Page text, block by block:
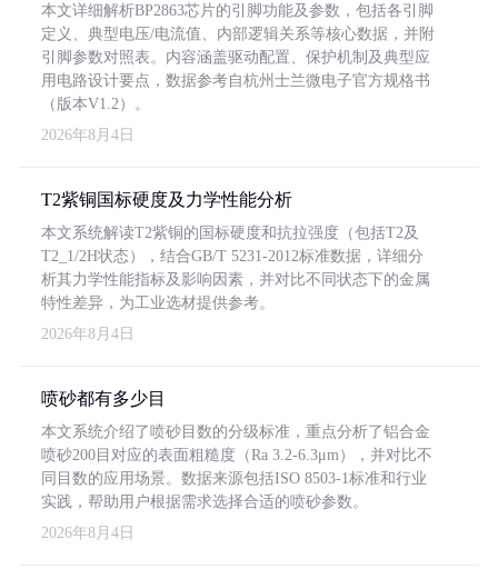
本文详细解析BP2863芯片的引脚功能及参数，包括各引脚
定义、典型电压/电流值、内部逻辑关系等核心数据，并附
引脚参数对照表。内容涵盖驱动配置、保护机制及典型应
用电路设计要点，数据参考自杭州士兰微电子官方规格书
（版本V1.2）。
2026年8月4日
T2紫铜国标硬度及力学性能分析
本文系统解读T2紫铜的国标硬度和抗拉强度（包括T2及
T2_1/2H状态），结合GB/T 5231-2012标准数据，详细分
析其力学性能指标及影响因素，并对比不同状态下的金属
特性差异，为工业选材提供参考。
2026年8月4日
喷砂都有多少目
本文系统介绍了喷砂目数的分级标准，重点分析了铝合金
喷砂200目对应的表面粗糙度（Ra 3.2-6.3μm），并对比不
同目数的应用场景。数据来源包括ISO 8503-1标准和行业
实践，帮助用户根据需求选择合适的喷砂参数。
2026年8月4日